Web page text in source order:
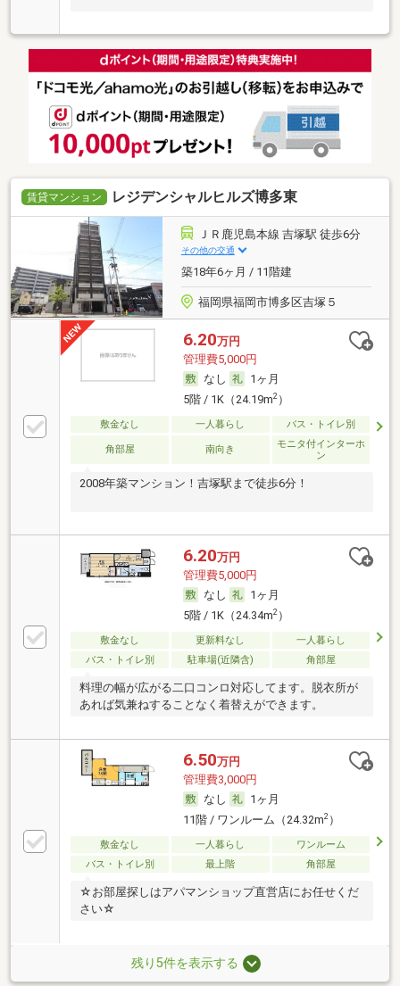
賃貸マンション レジデンシャルヒルズ博多東
ＪＲ鹿児島本線 吉塚駅 徒歩6分
その他の交通
築18年6ヶ月 / 11階建
福岡県福岡市博多区吉塚５
6.20万円
管理費5,000円
なし
1ヶ月
5階 / 1K（24.19m2）
敷金なし 一人暮らし バス・トイレ別
角部屋 南向き
モニタ付インターホ
ン
2008年築マンション！吉塚駅まで徒歩6分！
6.20万円
管理費5,000円
なし
1ヶ月
5階 / 1K（24.34m2）
敷金なし 更新料なし
一人暮らし
バス・トイレ別
駐車場(近隣含) 角部屋
料理の幅が広がる二口コンロ対応してます。脱衣所が
あれば気兼ねすることなく着替えができます。
6.50万円
管理費3,000円
なし
1ヶ月
11階 / ワンルーム（24.32m2）
敷金なし 一人暮らし
ワンルーム
バス・トイレ別
最上階 角部屋
☆お部屋探しはアパマンショップ直営店にお任せくだ
さい☆
残り5件を表示する